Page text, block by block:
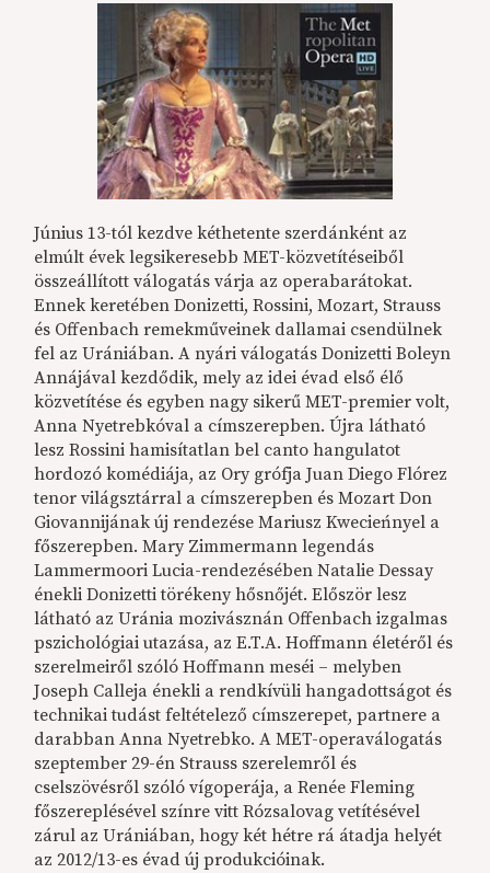
Június 13-tól kezdve kéthetente szerdánként az
elmúlt évek legsikeresebb MET-közvetítéseiből
összeállított válogatás várja az operabarátokat.
Ennek keretében Donizetti, Rossini, Mozart, Strauss
és Offenbach remekműveinek dallamai csendülnek
fel az Urániában. A nyári válogatás Donizetti Boleyn
Annájával kezdődik, mely az idei évad első élő
közvetítése és egyben nagy sikerű MET-premier volt,
Anna Nyetrebkóval a címszerepben. Újra látható
lesz Rossini hamisítatlan bel canto hangulatot
hordozó komédiája, az Ory grófja Juan Diego Flórez
tenor világsztárral a címszerepben és Mozart Don
Giovannijának új rendezése Mariusz Kwecieńnyel a
főszerepben. Mary Zimmermann legendás
Lammermoori Lucia-rendezésében Natalie Dessay
énekli Donizetti törékeny hősnőjét. Először lesz
látható az Uránia mozivásznán Offenbach izgalmas
pszichológiai utazása, az E.T.A. Hoffmann életéről és
szerelmeiről szóló Hoffmann meséi – melyben
Joseph Calleja énekli a rendkívüli hangadottságot és
technikai tudást feltételező címszerepet, partnere a
darabban Anna Nyetrebko. A MET-operaválogatás
szeptember 29-én Strauss szerelemről és
cselszövésről szóló vígoperája, a Renée Fleming
főszereplésével színre vitt Rózsalovag vetítésével
zárul az Urániában, hogy két hétre rá átadja helyét
az 2012/13-es évad új produkcióinak.